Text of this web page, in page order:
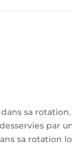
sa
par
sa rotation